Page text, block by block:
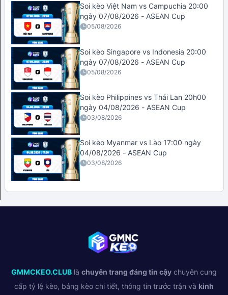
Soi kèo Việt Nam vs Campuchia 20:00
ngày 07/08/2026 - ASEAN Cup
05/08/2026
Soi kèo Singapore vs Indonesia 20:00
ngày 07/08/2026 - ASEAN Cup
05/08/2026
Soi kèo Philippines vs Thái Lan 20h00
ngày 04/08/2026 - ASEAN Cup
03/08/2026
Soi kèo Myanmar vs Lào 17:00 ngày
04/08/2026 - ASEAN Cup
03/08/2026
GMMCKEO.CLUB là chuyên trang đáng tin cậy chuyên cung
cấp tỷ lệ kèo, bảng kèo chi tiết, thông tin trước trận và kinh